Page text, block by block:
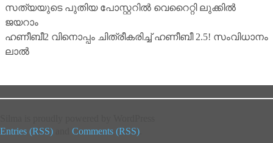
സത്യയുടെ പുതിയ പോസ്റ്ററില്‍ വെറൈറ്റി ലുക്കില്‍
ജയറാം
ഹണീബീ2 വിനൊപ്പം ചിത്രീകരിച്ച് ഹണീബീ 2.5! സംവിധാനം
ലാല്‍
Entries (RSS)
Comments (RSS)